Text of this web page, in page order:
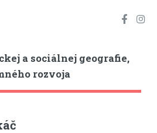
a sociálnej geografie,
rozvoja